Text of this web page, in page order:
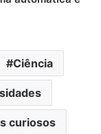
Ciência
curiosos